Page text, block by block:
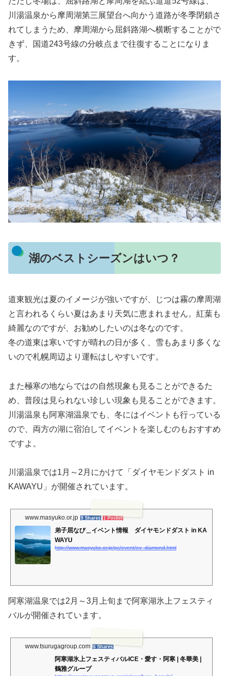
川湯温泉から摩周湖第三展望台へ向かう道路が冬季閉鎖さ
れてしまうため、摩周湖から屈斜路湖へ横断することがで
きず、国道243号線の分岐点まで往復することになりま
す。
湖のベストシーズンはいつ？
道東観光は夏のイメージが強いですが、じつは霧の摩周湖
と言われるくらい夏はあまり天気に恵まれません。紅葉も
綺麗なのですが、お勧めしたいのは冬なのです。
冬の道東は寒いですが晴れの日が多く、雪もあまり多くな
いので札幌周辺より運転はしやすいです。
また極寒の地ならではの自然現象も見ることができるた
め、普段は見られない珍しい現象も見ることができます。
川湯温泉も阿寒湖温泉でも、冬にはイベントも行っている
ので、両方の湖に宿泊してイベントを楽しむのもおすすめ
ですよ。
川湯温泉では1月～2月にかけて「ダイヤモンドダスト in
KAWAYU」が開催されています。
www.masyuko.or.jp 9 Shares 1 Pocket
弟子屈なび＿イベント情報 ダイヤモンドダスト in KA
WAYU
http://www.masyuko.or.jp/pc/event/ev_diamond.html
阿寒湖温泉では2月～3月上旬まで阿寒湖氷上フェスティ
バルが開催されています。
www.tsurugagroup.com 6 Shares
阿寒湖氷上フェスティバルICE・愛す・阿寒 | 冬華美 |
鶴雅グループ